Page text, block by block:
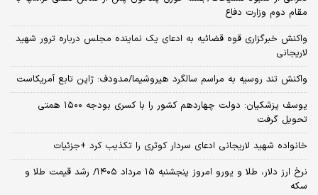
مقام دوم وزارت دفاع
واکنش خبرگزاری قوه قضائیه به ادعای یک نماینده مجلس درباره ترور شهید
لاریجانی
واکنش تند روسیه به مراسم سالگرد هیروشیما/مدودف: ژاپن تابع آمریکاست
یوسف پزشکیان: دولت چهاردهم کشور را با کسری بودجه ۱۵۰۰ همتی
تحویل گرفت
خانواده شهید لاریجانی ادعای سردار کوثری را تکذیب کرد +جزئیات
نرخ ارز دلار، طلا و یورو امروز پنجشنبه ۱۵ مرداد ۱۴۰۵/ رشد قیمت طلا و
سکه